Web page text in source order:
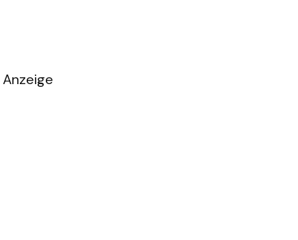
Anzeige